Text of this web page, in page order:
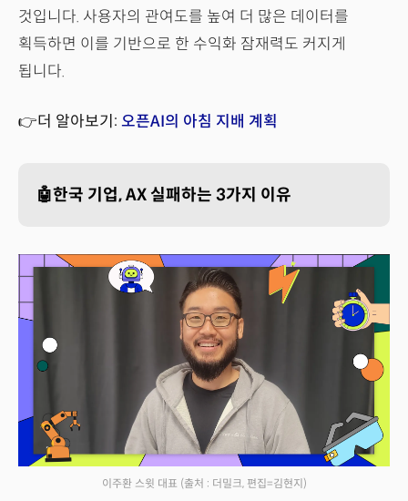
것입니다. 사용자의 관여도를 높여 더 많은 데이터를
획득하면 이를 기반으로 한 수익화 잠재력도 커지게
됩니다.
👉더 알아보기: 오픈AI의 아침 지배 계획
🤖한국 기업, AX 실패하는 3가지 이유
이주환 스윗 대표 (출처 : 더밀크, 편집=김현지)